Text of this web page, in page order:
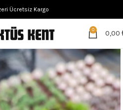
Ücretsiz Kargo
0 0,00